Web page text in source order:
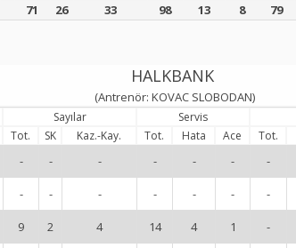
71 26 33 98 13 8 79
HALKBANK
(Antrenör: KOVAC SLOBODAN)
Sayılar Servis
Tot. SK Kaz.-Kay. Tot. Hata Ace Tot.
- - - - - - -
- - - - - - -
9 2 4 14 4 1 -